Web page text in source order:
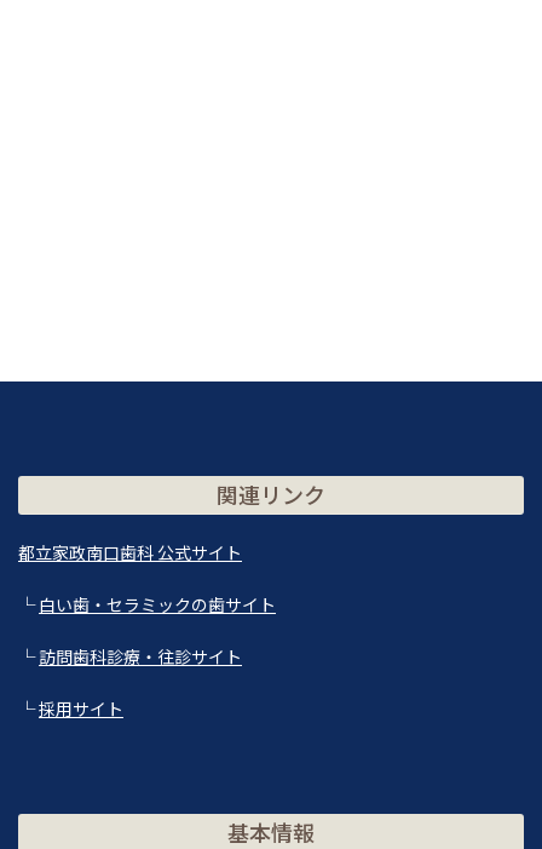
関連リンク
都立家政南口歯科 公式サイト
└白い歯・セラミックの歯サイト
└訪問歯科診療・往診サイト
└採用サイト
基本情報